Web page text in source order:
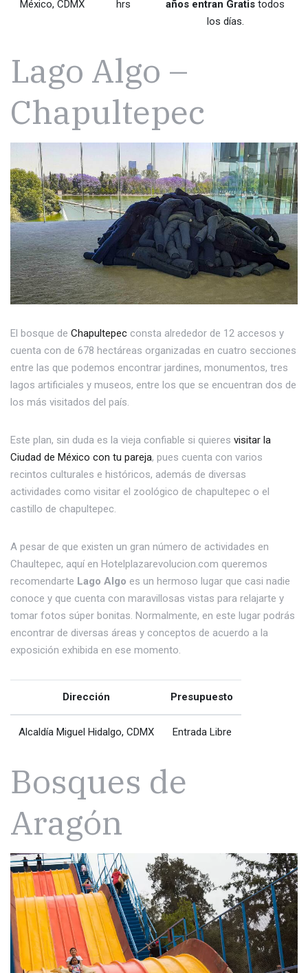
México, CDMX hrs años entran Gratis todos
los días.
Lago Algo –
Chapultepec
El bosque de Chapultepec consta alrededor de 12 accesos y
cuenta con de 678 hectáreas organizadas en cuatro secciones
entre las que podemos encontrar jardines, monumentos, tres
lagos artificiales y museos, entre los que se encuentran dos de
los más visitados del país.
Este plan, sin duda es la vieja confiable si quieres visitar la
Ciudad de México con tu pareja, pues cuenta con varios
recintos culturales e históricos, además de diversas
actividades como visitar el zoológico de chapultepec o el
castillo de chapultepec.
A pesar de que existen un gran número de actividades en
Chaultepec, aquí en Hotelplazarevolucion.com queremos
recomendarte Lago Algo es un hermoso lugar que casi nadie
conoce y que cuenta con maravillosas vistas para relajarte y
tomar fotos súper bonitas. Normalmente, en este lugar podrás
encontrar de diversas áreas y conceptos de acuerdo a la
exposición exhibida en ese momento.
Dirección Presupuesto
Alcaldía Miguel Hidalgo, CDMX Entrada Libre
Bosques de
Aragón